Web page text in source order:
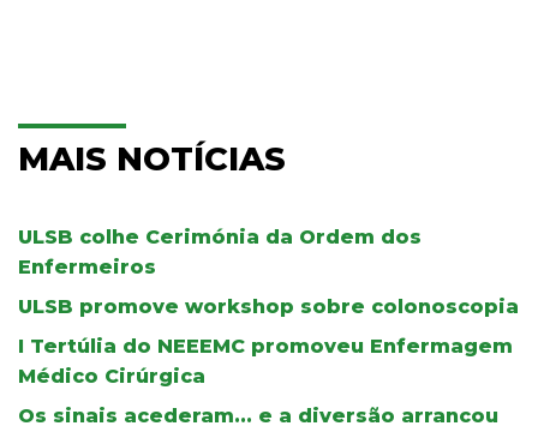
MAIS NOTÍCIAS
ULSB colhe Cerimónia da Ordem dos
Enfermeiros
ULSB promove workshop sobre colonoscopia
I Tertúlia do NEEEMC promoveu Enfermagem
Médico Cirúrgica
Os sinais acederam... e a diversão arrancou